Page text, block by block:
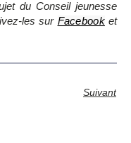
du Conseil jeunesse
les sur Facebooket
Suivant